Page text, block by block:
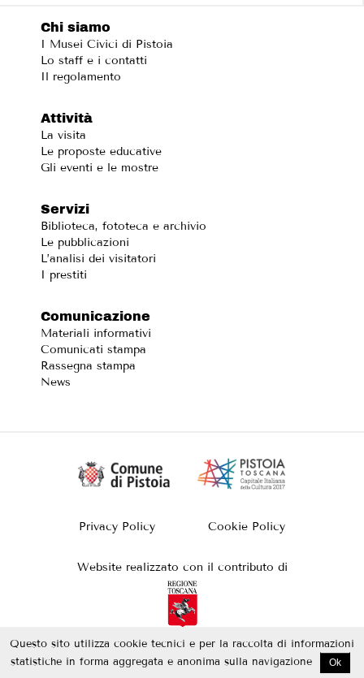
Chi siamo
I Musei Civici di Pistoia
Lo staff e i contatti
Il regolamento
Attività
La visita
Le proposte educative
Gli eventi e le mostre
Servizi
Biblioteca, fototeca e archivio
Le pubblicazioni
L’analisi dei visitatori
I prestiti
Comunicazione
Materiali informativi
Comunicati stampa
Rassegna stampa
News
Privacy Policy Cookie Policy
Website realizzato con il contributo di
Made by Adacto
Questo sito utilizza cookie tecnici e per la raccolta di informazioni
statistiche in forma aggregata e anonima sulla navigazione
Ok